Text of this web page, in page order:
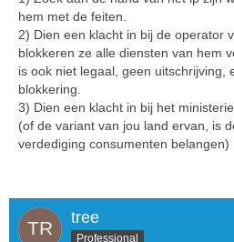
hem met de feiten.
2) Dien een klacht in bij de operator
blokkeren ze alle diensten van hem
is ook niet legaal, geen uitschrijving,
blokkering.
3) Dien een klacht in bij het
(of de variant van jou land ervan, is
verdediging consumenten belangen)
tree
Professional